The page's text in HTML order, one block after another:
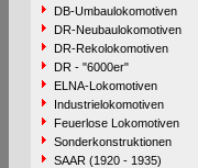
DB-Umbaulokomotiven
DR-Neubaulokomotiven
DR-Rekolokomotiven
DR - "6000er"
ELNA-Lokomotiven
Industrielokomotiven
Feuerlose Lokomotiven
Sonderkonstruktionen
SAAR (1920 - 1935)